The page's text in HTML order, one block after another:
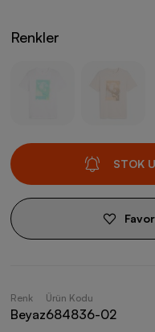
Renkler
STOK
Renk
Beyaz
Ürün Kodu
684836-02